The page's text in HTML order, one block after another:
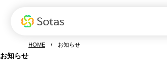
Sotasの特長
お役立ち資料
HOME お知らせ
お知らせ